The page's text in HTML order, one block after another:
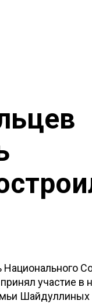
участие в
Шайдуллиных